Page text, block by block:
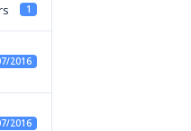
1
2016
2016